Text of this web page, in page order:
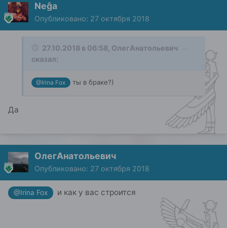
Neĝa
Опубликовано: 27 октября 2018
27.10.2018 в 06:58, ОлегАнатольевич
сказал:
@Irina Fox ты в браке?)
Да
ОлегАнатольевич
Опубликовано: 27 октября 2018
@Irina Fox и как у вас строится